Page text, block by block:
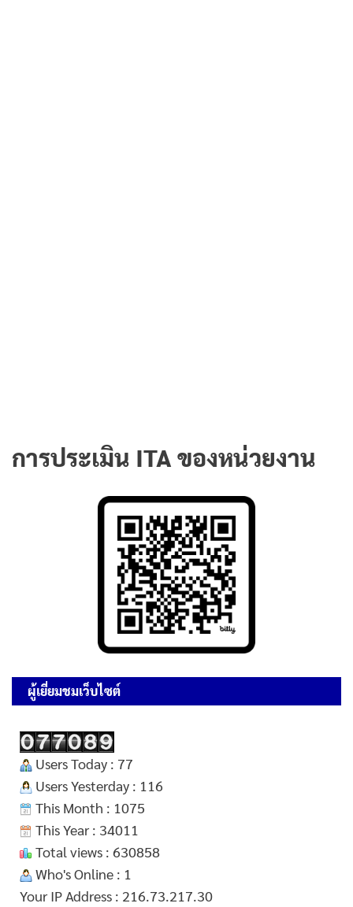
การประเมิน ITA ของหน่วยงาน
ผู้เยี่ยมชมเว็บไซต์
Users Today : 77
Users Yesterday : 116
This Month : 1075
This Year : 34011
Total views : 630858
Who's Online : 1
Your IP Address : 216.73.217.30